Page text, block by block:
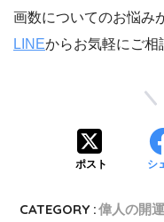
画数についてのお悩み
LINEからお気軽にご相
ポスト シ
CATEGORY :偉人の開